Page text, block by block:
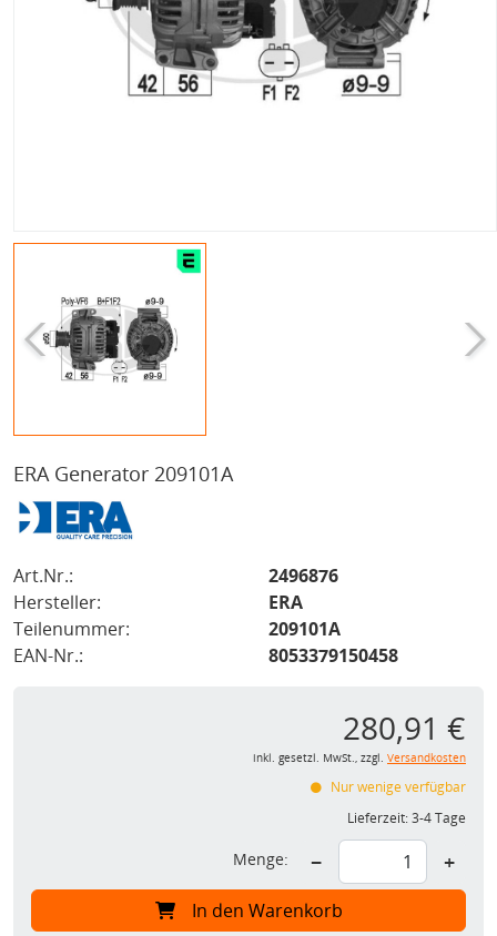
ERA Generator 209101A
Art.Nr.:
2496876
Hersteller:
ERA
Teilenummer:
209101A
EAN-Nr.:
8053379150458
280,91 €
inkl. gesetzl. MwSt., zzgl. Versandkosten
Nur wenige verfügbar
Lieferzeit:3-4 Tage
Menge: − +
In den Warenkorb